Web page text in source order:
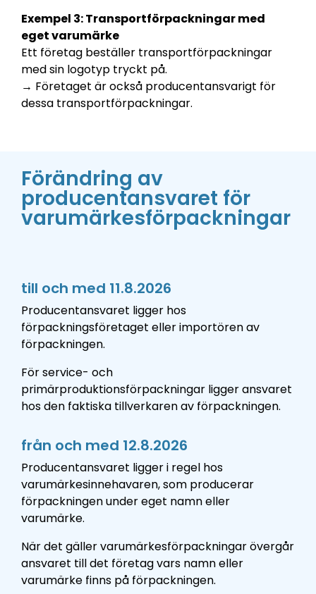
Exempel 3: Transportförpackningar med
eget varumärke
Ett företag beställer transportförpackningar
med sin logotyp tryckt på.
→ Företaget är också producentansvarigt för
dessa transportförpackningar.
Förändring av
producentansvaret för
varumärkesförpackningar
till och med 11.8.2026
Producentansvaret ligger hos
förpackningsföretaget eller importören av
förpackningen.
För service- och
primärproduktionsförpackningar ligger ansvaret
hos den faktiska tillverkaren av förpackningen.
från och med 12.8.2026
Producentansvaret ligger i regel hos
varumärkesinnehavaren, som producerar
förpackningen under eget namn eller
varumärke.
När det gäller varumärkesförpackningar övergår
ansvaret till det företag vars namn eller
varumärke finns på förpackningen.